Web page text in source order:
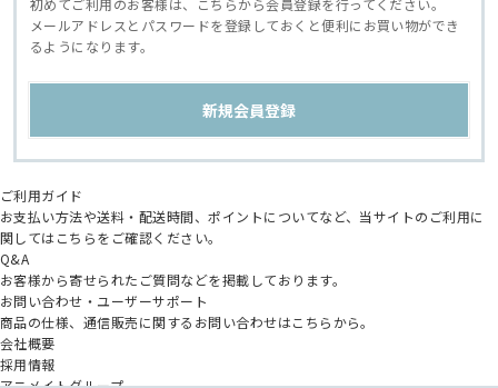
初めてご利用のお客様は、こちらから会員登録を行ってください。
メールアドレスとパスワードを登録しておくと便利にお買い物ができ
るようになります。
ご利用ガイド
お支払い方法や送料・配送時間、ポイントについてなど、当サイトのご利用に
関してはこちらをご確認ください。
Q&A
お客様から寄せられたご質問などを掲載しております。
お問い合わせ・ユーザーサポート
商品の仕様、通信販売に関するお問い合わせはこちらから。
会社概要
採用情報